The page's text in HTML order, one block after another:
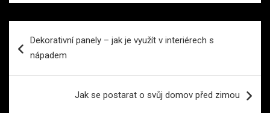
proDekorativní panely – jak je využít v interiérech s
nápadem
Jak se postarat o svůj domov před zimou